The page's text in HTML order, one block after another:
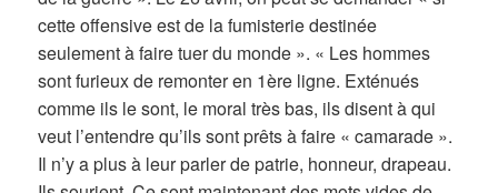
cette offensive est de la fumisterie destinée
seulement à faire tuer du monde ». « Les hommes
sont furieux de remonter en 1ère ligne. Exténués
comme ils le sont, le moral très bas, ils disent à qui
veut l’entendre qu’ils sont prêts à faire « camarade ».
Il n’y a plus à leur parler de patrie, honneur, drapeau.